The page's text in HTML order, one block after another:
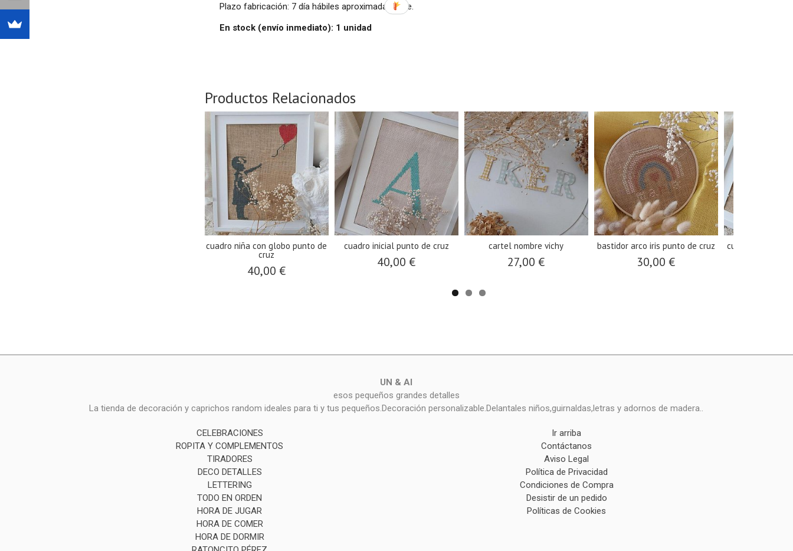
Plazo fabricación: 7 día hábiles aproximadamente.
En stock (envío inmediato): 1 unidad
Productos Relacionados
cuadro niña con globo punto de
cruz
40,00 €
cuadro inicial punto de cruz
40,00 €
cartel nombre vichy
27,00 €
bastidor arco iris punto de cruz
30,00 €
cuadro osito
UN & AI
esos pequeños grandes detalles
La tienda de decoración y caprichos random ideales para ti y tus pequeños.Decoración personalizable.Delantales niños,guirnaldas,letras y adornos de madera..
CELEBRACIONES
ROPITA Y COMPLEMENTOS
TIRADORES
DECO DETALLES
LETTERING
TODO EN ORDEN
HORA DE JUGAR
HORA DE COMER
HORA DE DORMIR
Ir arriba
Contáctanos
Aviso Legal
Política de Privacidad
Condiciones de Compra
Desistir de un pedido
Políticas de Cookies